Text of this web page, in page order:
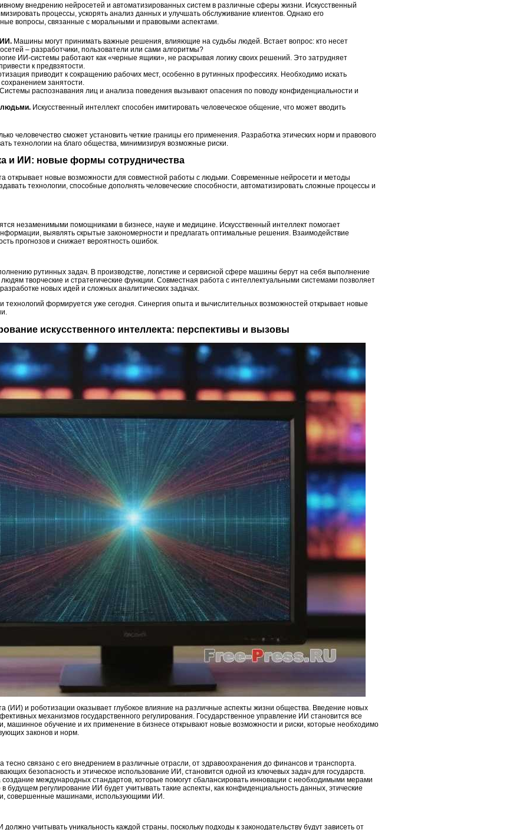
внедрению нейросетей и автоматизированных систем в различные сферы жизни. Искусственный
процессы, ускорять анализ данных и улучшать обслуживание клиентов. Однако его
вопросы, связанные с моральными и правовыми аспектами.
ИИ. Машины могут принимать важные решения, влияющие на судьбы людей. Встает вопрос: кто несет
– разработчики, пользователи или сами алгоритмы?
ИИ-системы работают как «черные ящики», не раскрывая логику своих решений. Это затрудняет
к предвзятости.
приводит к сокращению рабочих мест, особенно в рутинных профессиях. Необходимо искать
занятости.
Системы распознавания лиц и анализа поведения вызывают опасения по поводу конфиденциальности и
людьми. Искусственный интеллект способен имитировать человеческое общение, что может вводить
человечество сможет установить четкие границы его применения. Разработка этических норм и правового
технологии на благо общества, минимизируя возможные риски.
и ИИ: новые формы сотрудничества
открывает новые возможности для совместной работы с людьми. Современные нейросети и методы
технологии, способные дополнять человеческие способности, автоматизировать сложные процессы и
незаменимыми помощниками в бизнесе, науке и медицине. Искусственный интеллект помогает
выявлять скрытые закономерности и предлагать оптимальные решения. Взаимодействие
прогнозов и снижает вероятность ошибок.
рутинных задач. В производстве, логистике и сервисной сфере машины берут на себя выполнение
творческие и стратегические функции. Совместная работа с интеллектуальными системами позволяет
новых идей и сложных аналитических задачах.
технологий формируется уже сегодня. Синергия опыта и вычислительных возможностей открывает новые
искусственного интеллекта: перспективы и вызовы
(ИИ) и роботизации оказывает глубокое влияние на различные аспекты жизни общества. Введение новых
механизмов государственного регулирования. Государственное управление ИИ становится все
машинное обучение и их применение в бизнесе открывают новые возможности и риски, которые необходимо
законов и норм.
тесно связано с его внедрением в различные отрасли, от здравоохранения до финансов и транспорта.
безопасность и этическое использование ИИ, становится одной из ключевых задач для государств.
международных стандартов, которые помогут сбалансировать инновации с необходимыми мерами
будущем регулирование ИИ будет учитывать такие аспекты, как конфиденциальность данных, этические
совершенные машинами, использующими ИИ.
учитывать уникальность каждой страны, поскольку подходы к законодательству будут зависеть от